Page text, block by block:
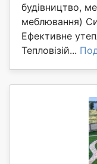
будівництво,
меблювання)
Ефективне
Тепловізій...